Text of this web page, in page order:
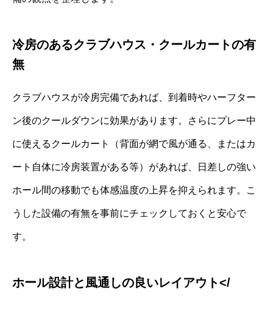
冷房のあるクラブハウス・クールカートの有
無
クラブハウスが冷房完備であれば、到着時やハーフター
ン後のクールダウンに効果があります。さらにプレー中
に使えるクールカート（背面が網で風が通る、またはカ
ート自体に冷房装置がある等）があれば、日差しの強い
ホール間の移動でも体感温度の上昇を抑えられます。こ
うした設備の有無を事前にチェックしておくと安心で
す。
ホール設計と風通しの良いレイアウト</